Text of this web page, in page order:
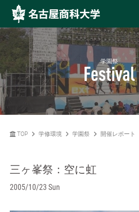
学園祭
Festival
TOP 学修環境 学園祭 開催レポート
三ヶ峯祭：空に虹
2005/10/23 Sun